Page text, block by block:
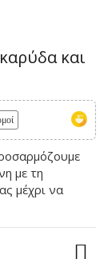
και
με τη
μέχρι να